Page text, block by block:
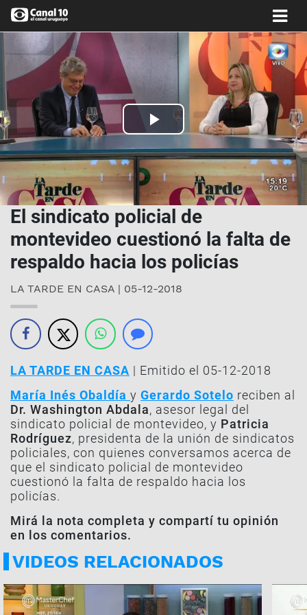
Play
Video
El sindicato policial de
montevideo cuestionó la falta de
respaldo hacia los policías
LA TARDE EN CASA | 05-12-2018
LA TARDE EN CASA | Emitido el 05-12-2018
María Inés Obaldía y Gerardo Sotelo reciben al
Dr. Washington Abdala, asesor legal del
sindicato policial de montevideo, y Patricia
Rodríguez, presidenta de la unión de sindicatos
policiales, con quienes conversamos acerca de
que el sindicato policial de montevideo
cuestionó la falta de respaldo hacia los
policías.
Mirá la nota completa y compartí tu opinión
en los comentarios.
VIDEOS RELACIONADOS